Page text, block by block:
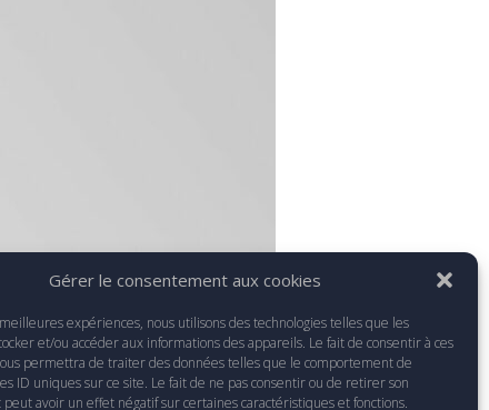
Gérer le consentement aux cookies
expériences, nous utilisons des technologies telles que les
et/ou accéder aux informations des appareils. Le fait de consentir à ces
permettra de traiter des données telles que le comportement de
ID uniques sur ce site. Le fait de ne pas consentir ou de retirer son
avoir un effet négatif sur certaines caractéristiques et fonctions.